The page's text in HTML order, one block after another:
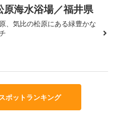
原海水浴場／福井県
、気比の松原にある緑豊かな
ポットランキング